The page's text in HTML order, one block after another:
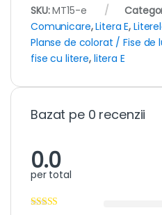
SKU:MT15-e
Comunicare,Litera E,
Planse de colorat / Fise de
fise cu litere, litera E
Bazat pe 0 recenzii
0.0
per total